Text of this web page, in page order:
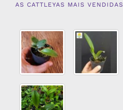
AS CATTLEYAS MAIS VENDIDAS